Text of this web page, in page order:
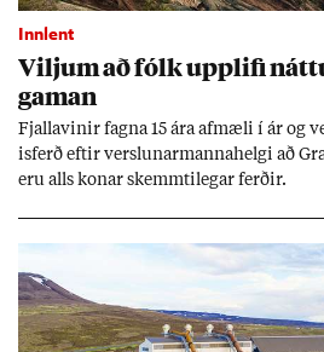
Innlent
Vilj­um að fólk upp­lifi
gam­an
Fjalla­vin­ir fagna 15 ára af­mæli í ár og
is­ferð eft­ir versl­un­ar­manna­helgi að
eru alls kon­ar skemmti­leg­ar ferð­ir.